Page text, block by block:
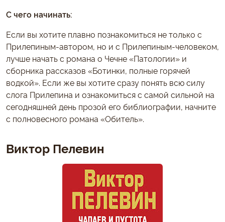
С чего начинать:
Если вы хотите плавно познакомиться не только с
Прилепиным-автором, но и с Прилепиным-человеком,
лучше начать с романа о Чечне «Патологии» и
сборника рассказов «Ботинки, полные горячей
водкой». Если же вы хотите сразу понять всю силу
слога Прилепина и ознакомиться с самой сильной на
сегодняшней день прозой его библиографии, начните
с полновесного романа «Обитель».
Виктор Пелевин